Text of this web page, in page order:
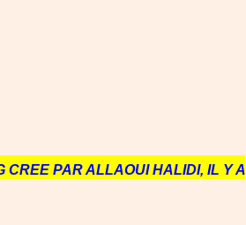
CREE PAR ALLAOUI HALIDI, IL Y A